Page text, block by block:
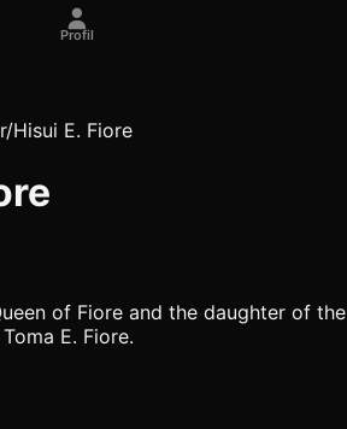
Profil
/Hisui E. Fiore
of Fiore and the daughter of the
E. Fiore.